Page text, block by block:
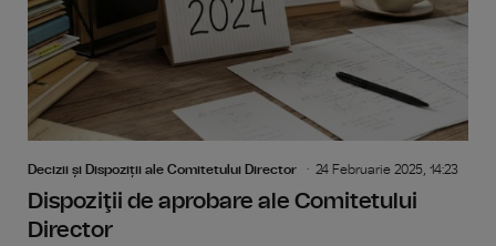
Decizii și Dispoziții ale Comitetului Director 24 Februarie 2025, 14:23
Dispoziţii de aprobare ale Comitetului
Director